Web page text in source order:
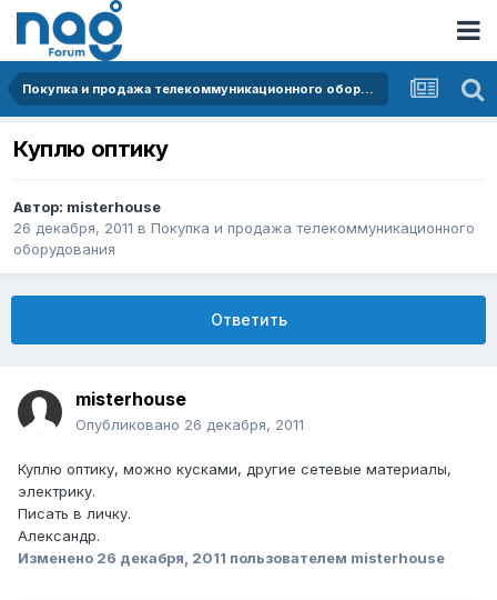
Покупка и продажа телекоммуникационного оборудования
Куплю оптику
Автор: misterhouse
26 декабря, 2011 в Покупка и продажа телекоммуникационного
оборудования
Ответить
misterhouse
Опубликовано 26 декабря, 2011
Куплю оптику, можно кусками, другие сетевые материалы,
электрику.
Писать в личку.
Александр.
Изменено 26 декабря, 2011 пользователем misterhouse